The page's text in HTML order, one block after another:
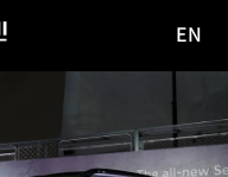
EN